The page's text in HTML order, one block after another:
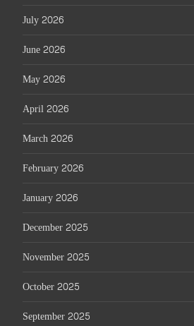
July 2026
June 2026
May 2026
April 2026
March 2026
February 2026
January 2026
December 2025
November 2025
October 2025
September 2025